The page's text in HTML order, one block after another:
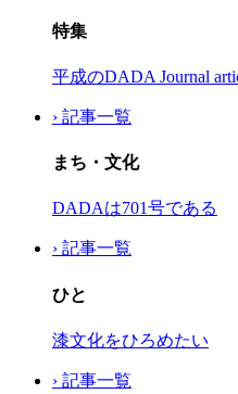
特集
平成のDADA Journal
› 記事一覧
まち・文化
DADAは701号である
› 記事一覧
ひと
漆文化をひろめたい
› 記事一覧